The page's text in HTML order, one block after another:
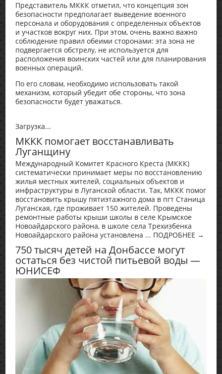
Представитель МККК отметил, что концепция зон
безопасности предполагает выведение военного
персонала и оборудования с определенных объектов
и участков вокруг них. При этом, очень важно важно
соблюдение правил обеими сторонами: эта зона не
подвергается обстрелу, не используется для
расположения воинских частей или для планирования
военных операций.
По его словам, необходимо использовать такой
механизм, который убедит обе стороны, что зона
безопасности будет уважаться.
Загрузка...
МККК помогает восстанавливать
Луганщину
Международный Комитет Красного Креста (МККК)
систематически принимает меры по восстановлению
жилья местных жителей, социальных объектов и
инфраструктуры в Луганской области. Так, МККК помог
восстановить крышу пятиэтажного дома в пгт Станица
Луганская, где проживает 150 жителей. Проведены
ремонтные работы крыши школы в селе Крымское
Новоайдарского района, в школе села Трехизбенка
Новоайдарского района установлена ... ПОДРОБНЕЕ →
750 тысяч детей на Донбассе могут
остаться без чистой питьевой воды —
ЮНИСЕФ